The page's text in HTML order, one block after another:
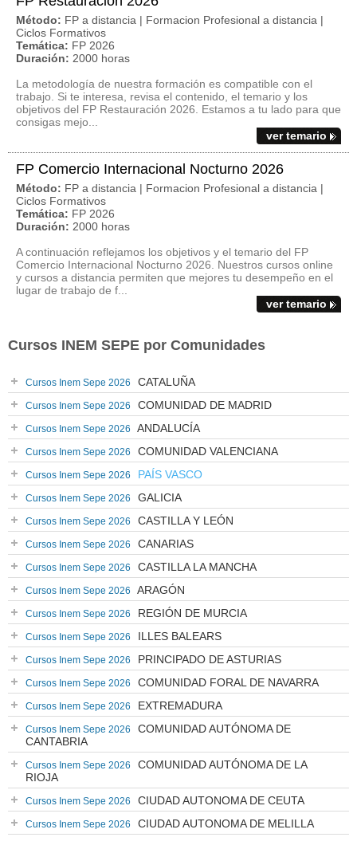
Método: FP a distancia | Formacion Profesional a distancia |
Ciclos Formativos
Temática: FP 2026
Duración: 2000 horas
La metodología de nuestra formación es compatible con el
trabajo. Si te interesa, revisa el contenido, el temario y los
objetivos del FP Restauración 2026. Estamos a tu lado para que
consigas mejo...
ver temario
FP Comercio Internacional Nocturno 2026
Método: FP a distancia | Formacion Profesional a distancia |
Ciclos Formativos
Temática: FP 2026
Duración: 2000 horas
A continuación reflejamos los objetivos y el temario del FP
Comercio Internacional Nocturno 2026. Nuestros cursos online
y cursos a distancia permiten que mejores tu desempeño en el
lugar de trabajo de f...
ver temario
Cursos INEM SEPE por Comunidades
Cursos Inem Sepe 2026 CATALUÑA
Cursos Inem Sepe 2026 COMUNIDAD DE MADRID
Cursos Inem Sepe 2026 ANDALUCÍA
Cursos Inem Sepe 2026 COMUNIDAD VALENCIANA
Cursos Inem Sepe 2026 PAÍS VASCO
Cursos Inem Sepe 2026 GALICIA
Cursos Inem Sepe 2026 CASTILLA Y LEÓN
Cursos Inem Sepe 2026 CANARIAS
Cursos Inem Sepe 2026 CASTILLA LA MANCHA
Cursos Inem Sepe 2026 ARAGÓN
Cursos Inem Sepe 2026 REGIÓN DE MURCIA
Cursos Inem Sepe 2026 ILLES BALEARS
Cursos Inem Sepe 2026 PRINCIPADO DE ASTURIAS
Cursos Inem Sepe 2026 COMUNIDAD FORAL DE NAVARRA
Cursos Inem Sepe 2026 EXTREMADURA
Cursos Inem Sepe 2026
COMUNIDAD AUTÓNOMA DE
CANTABRIA
Cursos Inem Sepe 2026
COMUNIDAD AUTÓNOMA DE LA
RIOJA
Cursos Inem Sepe 2026 CIUDAD AUTONOMA DE CEUTA
Cursos Inem Sepe 2026 CIUDAD AUTONOMA DE MELILLA